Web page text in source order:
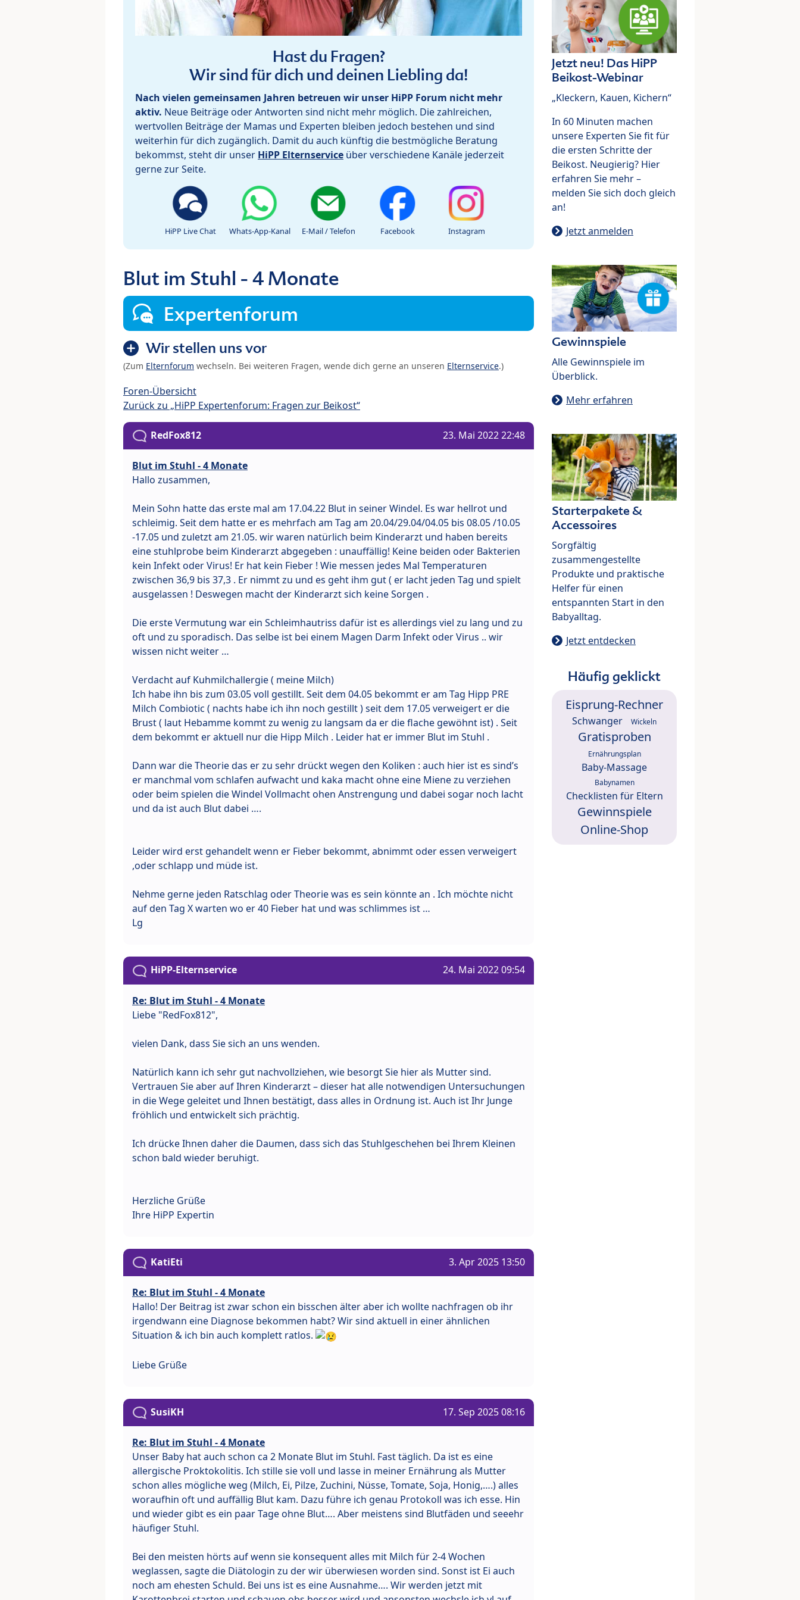
Hast du Fragen?
Wir sind für dich und deinen Liebling da!
Nach vielen gemeinsamen Jahren betreuen wir unser HiPP Forum nicht mehr
aktiv. Neue Beiträge oder Antworten sind nicht mehr möglich. Die zahlreichen,
wertvollen Beiträge der Mamas und Experten bleiben jedoch bestehen und sind
weiterhin für dich zugänglich. Damit du auch künftig die bestmögliche Beratung
bekommst, steht dir unser HiPP Elternservice über verschiedene Kanäle jederzeit
gerne zur Seite.
HiPP Live Chat Whats-App-Kanal E-Mail / Telefon Facebook Instagram
Blut im Stuhl - 4 Monate
Expertenforum
Wir stellen uns vor
(Zum Elternforum wechseln. Bei weiteren Fragen, wende dich gerne an unseren Elternservice.)
Foren-Übersicht
Zurück zu „HiPP Expertenforum: Fragen zur Beikost“
RedFox812 23. Mai 2022 22:48
Blut im Stuhl - 4 Monate
Hallo zusammen,
Mein Sohn hatte das erste mal am 17.04.22 Blut in seiner Windel. Es war hellrot und
schleimig. Seit dem hatte er es mehrfach am Tag am 20.04/29.04/04.05 bis 08.05 /10.05
-17.05 und zuletzt am 21.05. wir waren natürlich beim Kinderarzt und haben bereits
eine stuhlprobe beim Kinderarzt abgegeben : unauffällig! Keine beiden oder Bakterien
kein Infekt oder Virus! Er hat kein Fieber ! Wie messen jedes Mal Temperaturen
zwischen 36,9 bis 37,3 . Er nimmt zu und es geht ihm gut ( er lacht jeden Tag und spielt
ausgelassen ! Deswegen macht der Kinderarzt sich keine Sorgen .
Die erste Vermutung war ein Schleimhautriss dafür ist es allerdings viel zu lang und zu
oft und zu sporadisch. Das selbe ist bei einem Magen Darm Infekt oder Virus .. wir
wissen nicht weiter …
Verdacht auf Kuhmilchallergie ( meine Milch)
Ich habe ihn bis zum 03.05 voll gestillt. Seit dem 04.05 bekommt er am Tag Hipp PRE
Milch Combiotic ( nachts habe ich ihn noch gestillt ) seit dem 17.05 verweigert er die
Brust ( laut Hebamme kommt zu wenig zu langsam da er die flache gewöhnt ist) . Seit
dem bekommt er aktuell nur die Hipp Milch . Leider hat er immer Blut im Stuhl .
Dann war die Theorie das er zu sehr drückt wegen den Koliken : auch hier ist es sind’s
er manchmal vom schlafen aufwacht und kaka macht ohne eine Miene zu verziehen
oder beim spielen die Windel Vollmacht ohen Anstrengung und dabei sogar noch lacht
und da ist auch Blut dabei ….
Leider wird erst gehandelt wenn er Fieber bekommt, abnimmt oder essen verweigert
,oder schlapp und müde ist.
Nehme gerne jeden Ratschlag oder Theorie was es sein könnte an . Ich möchte nicht
auf den Tag X warten wo er 40 Fieber hat und was schlimmes ist …
Lg
HiPP-Elternservice 24. Mai 2022 09:54
Re: Blut im Stuhl - 4 Monate
Liebe "RedFox812",
vielen Dank, dass Sie sich an uns wenden.
Natürlich kann ich sehr gut nachvollziehen, wie besorgt Sie hier als Mutter sind.
Vertrauen Sie aber auf Ihren Kinderarzt – dieser hat alle notwendigen Untersuchungen
in die Wege geleitet und Ihnen bestätigt, dass alles in Ordnung ist. Auch ist Ihr Junge
fröhlich und entwickelt sich prächtig.
Ich drücke Ihnen daher die Daumen, dass sich das Stuhlgeschehen bei Ihrem Kleinen
schon bald wieder beruhigt.
Herzliche Grüße
Ihre HiPP Expertin
KatiEti 3. Apr 2025 13:50
Re: Blut im Stuhl - 4 Monate
Hallo! Der Beitrag ist zwar schon ein bisschen älter aber ich wollte nachfragen ob ihr
irgendwann eine Diagnose bekommen habt? Wir sind aktuell in einer ähnlichen
Situation & ich bin auch komplett ratlos.
Liebe Grüße
SusiKH 17. Sep 2025 08:16
Re: Blut im Stuhl - 4 Monate
Unser Baby hat auch schon ca 2 Monate Blut im Stuhl. Fast täglich. Da ist es eine
allergische Proktokolitis. Ich stille sie voll und lasse in meiner Ernährung als Mutter
schon alles mögliche weg (Milch, Ei, Pilze, Zuchini, Nüsse, Tomate, Soja, Honig,….) alles
woraufhin oft und auffällig Blut kam. Dazu führe ich genau Protokoll was ich esse. Hin
und wieder gibt es ein paar Tage ohne Blut…. Aber meistens sind Blutfäden und seeehr
häufiger Stuhl.
Bei den meisten hörts auf wenn sie konsequent alles mit Milch für 2-4 Wochen
weglassen, sagte die Diätologin zu der wir überwiesen worden sind. Sonst ist Ei auch
noch am ehesten Schuld. Bei uns ist es eine Ausnahme…. Wir werden jetzt mit
Jetzt neu! Das HiPP
Beikost-Webinar
„Kleckern, Kauen, Kichern“
In 60 Minuten machen
unsere Experten Sie fit für
die ersten Schritte der
Beikost. Neugierig? Hier
erfahren Sie mehr –
melden Sie sich doch gleich
an!
Jetzt anmelden
Gewinnspiele
Alle Gewinnspiele im
Überblick.
Mehr erfahren
Starterpakete &
Accessoires
Sorgfältig
zusammengestellte
Produkte und praktische
Helfer für einen
entspannten Start in den
Babyalltag.
Jetzt entdecken
Häufig geklickt
Eisprung-Rechner
Schwanger Wickeln
Gratisproben
Ernährungsplan
Baby-Massage
Babynamen
Checklisten für Eltern
Gewinnspiele
Online-Shop